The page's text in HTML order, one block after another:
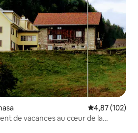
Évaluation
4,87 (102)
de vacances au cœur de la